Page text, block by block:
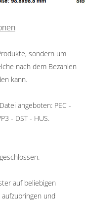
sondern um
nach dem Bezahlen
kann.
angeboten: PEC -
- DST - HUS.
auf beliebigen
und